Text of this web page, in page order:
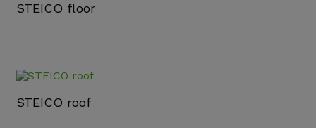
STEICO floor
STEICO roof